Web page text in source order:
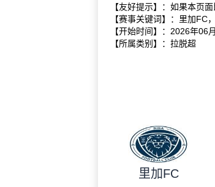
【友好提示】：如果本页
【赛事关键词】：里加FC
【开始时间】：2026年06
【所属类别】：拉脱超
里加FC